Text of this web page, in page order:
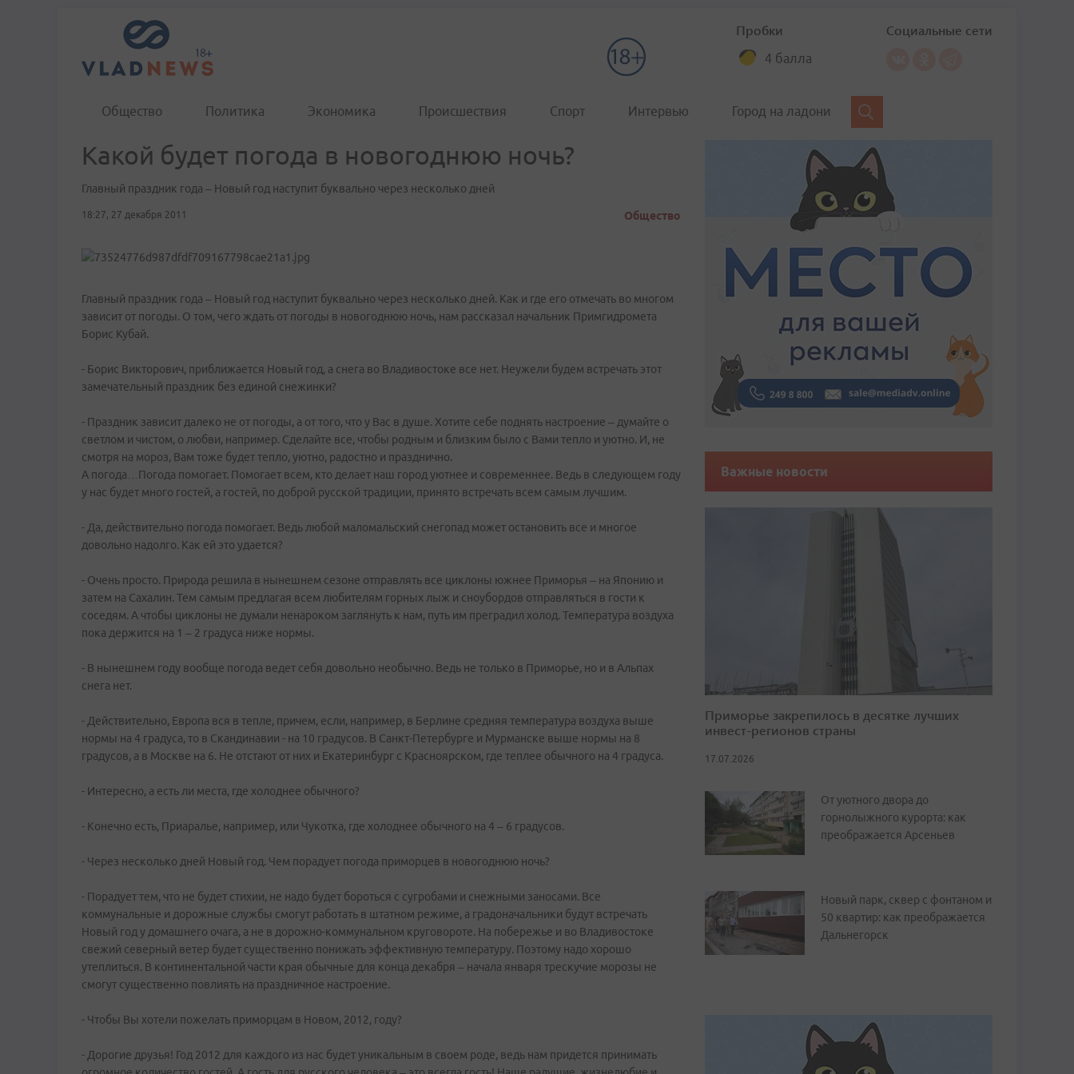
Пробки
4 балла
Социальные сети
Общество Политика Экономика Происшествия Спорт Интервью Город на ладони
Какой будет погода в новогоднюю ночь?
Главный праздник года – Новый год наступит буквально через несколько дней
18:27, 27 декабря 2011 Общество
Главный праздник года – Новый год наступит буквально через несколько дней. Как и где его отмечать во многом
зависит от погоды. О том, чего ждать от погоды в новогоднюю ночь, нам рассказал начальник Примгидромета
Борис Кубай.
- Борис Викторович, приближается Новый год, а снега во Владивостоке все нет. Неужели будем встречать этот
замечательный праздник без единой снежинки?
- Праздник зависит далеко не от погоды, а от того, что у Вас в душе. Хотите себе поднять настроение – думайте о
светлом и чистом, о любви, например. Сделайте все, чтобы родным и близким было с Вами тепло и уютно. И, не
смотря на мороз, Вам тоже будет тепло, уютно, радостно и празднично.
А погода…Погода помогает. Помогает всем, кто делает наш город уютнее и современнее. Ведь в следующем году
у нас будет много гостей, а гостей, по доброй русской традиции, принято встречать всем самым лучшим.
- Да, действительно погода помогает. Ведь любой маломальский снегопад может остановить все и многое
довольно надолго. Как ей это удается?
- Очень просто. Природа решила в нынешнем сезоне отправлять все циклоны южнее Приморья – на Японию и
затем на Сахалин. Тем самым предлагая всем любителям горных лыж и сноубордов отправляться в гости к
соседям. А чтобы циклоны не думали ненароком заглянуть к нам, путь им преградил холод. Температура воздуха
пока держится на 1 – 2 градуса ниже нормы.
- В нынешнем году вообще погода ведет себя довольно необычно. Ведь не только в Приморье, но и в Альпах
снега нет.
- Действительно, Европа вся в тепле, причем, если, например, в Берлине средняя температура воздуха выше
нормы на 4 градуса, то в Скандинавии - на 10 градусов. В Санкт-Петербурге и Мурманске выше нормы на 8
градусов, а в Москве на 6. Не отстают от них и Екатеринбург с Красноярском, где теплее обычного на 4 градуса.
- Интересно, а есть ли места, где холоднее обычного?
- Конечно есть, Приаралье, например, или Чукотка, где холоднее обычного на 4 – 6 градусов.
- Через несколько дней Новый год. Чем порадует погода приморцев в новогоднюю ночь?
- Порадует тем, что не будет стихии, не надо будет бороться с сугробами и снежными заносами. Все
коммунальные и дорожные службы смогут работать в штатном режиме, а градоначальники будут встречать
Новый год у домашнего очага, а не в дорожно-коммунальном круговороте. На побережье и во Владивостоке
свежий северный ветер будет существенно понижать эффективную температуру. Поэтому надо хорошо
утеплиться. В континентальной части края обычные для конца декабря – начала января трескучие морозы не
смогут существенно повлиять на праздничное настроение.
- Чтобы Вы хотели пожелать приморцам в Новом, 2012, году?
- Дорогие друзья! Год 2012 для каждого из нас будет уникальным в своем роде, ведь нам придется принимать
Важные новости
Приморье закрепилось в десятке лучших
инвест-регионов страны
17.07.2026
От уютного двора до
горнолыжного курорта: как
преображается Арсеньев
Новый парк, сквер с фонтаном и
50 квартир: как преображается
Дальнегорск